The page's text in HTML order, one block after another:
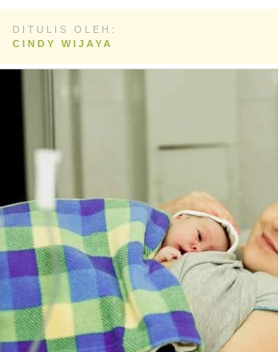
DITULIS OLEH:
CINDY WIJAYA